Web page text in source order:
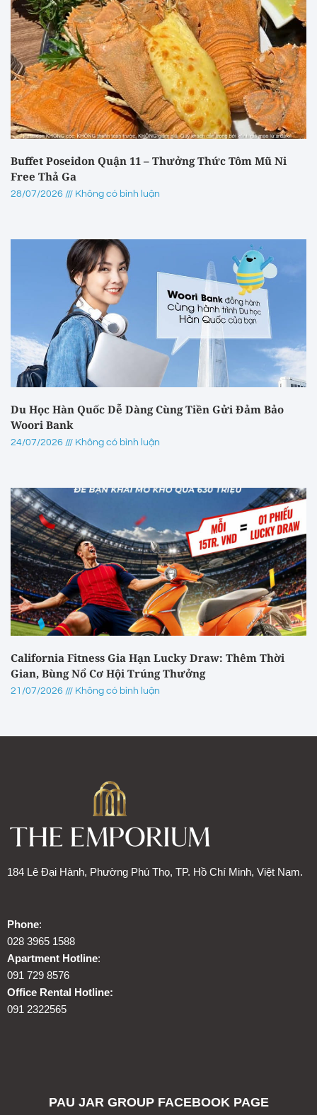
Buffet Poseidon Quận 11 – Thưởng Thức Tôm Mũ Ni
Free Thả Ga
28/07/2026 Không có bình luận
Du Học Hàn Quốc Dễ Dàng Cùng Tiền Gửi Đảm Bảo
Woori Bank
24/07/2026 Không có bình luận
California Fitness Gia Hạn Lucky Draw: Thêm Thời
Gian, Bùng Nổ Cơ Hội Trúng Thưởng
21/07/2026 Không có bình luận
184 Lê Đại Hành, Phường Phú Thọ, TP. Hồ Chí Minh, Việt Nam.
Phone:
028 3965 1588
Apartment Hotline:
091 729 8576
Office Rental Hotline:
091 2322565
PAU JAR GROUP FACEBOOK PAGE